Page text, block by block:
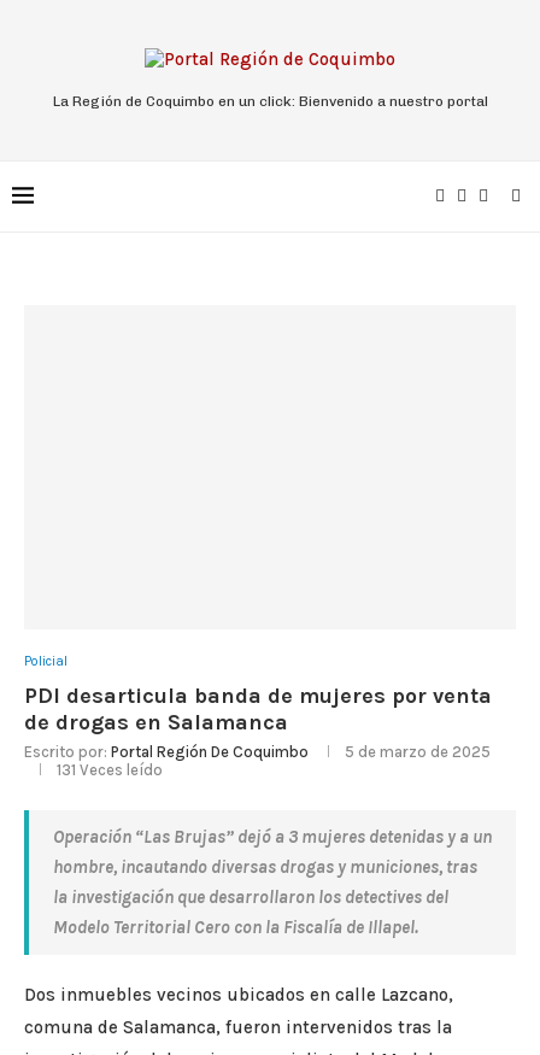
La Región de Coquimbo en un click: Bienvenido a nuestro portal
Policial
PDI desarticula banda de mujeres por venta
de drogas en Salamanca
Escrito por: Portal Región De Coquimbo
5 de marzo de 2025
131 Veces leído
Operación “Las Brujas” dejó a 3 mujeres detenidas y a un
hombre, incautando diversas drogas y municiones, tras
la investigación que desarrollaron los detectives del
Modelo Territorial Cero con la Fiscalía de Illapel.
Dos inmuebles vecinos ubicados en calle Lazcano,
comuna de Salamanca, fueron intervenidos tras la